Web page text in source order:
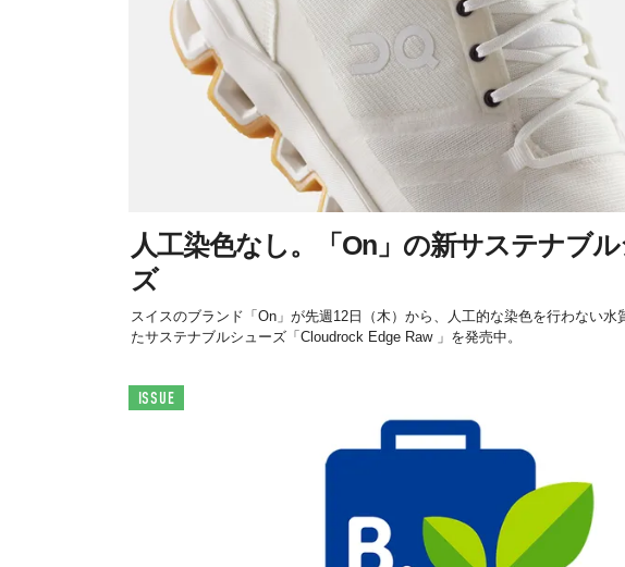
人工染色なし。「On」の新サステナブ
ズ
スイスのブランド「On」が先週12日（木）から、人工的な染色を行わない水
たサステナブルシューズ「Cloudrock Edge Raw 」を発売中。
ISSUE